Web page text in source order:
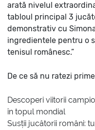
arată nivelul
tabloul principal 3
demonstrativ cu
ingredientele pentru o
tenisul românesc.”
De ce să nu ratezi
Descoperi viitorii
în topul mondial
Susții jucătorii români: